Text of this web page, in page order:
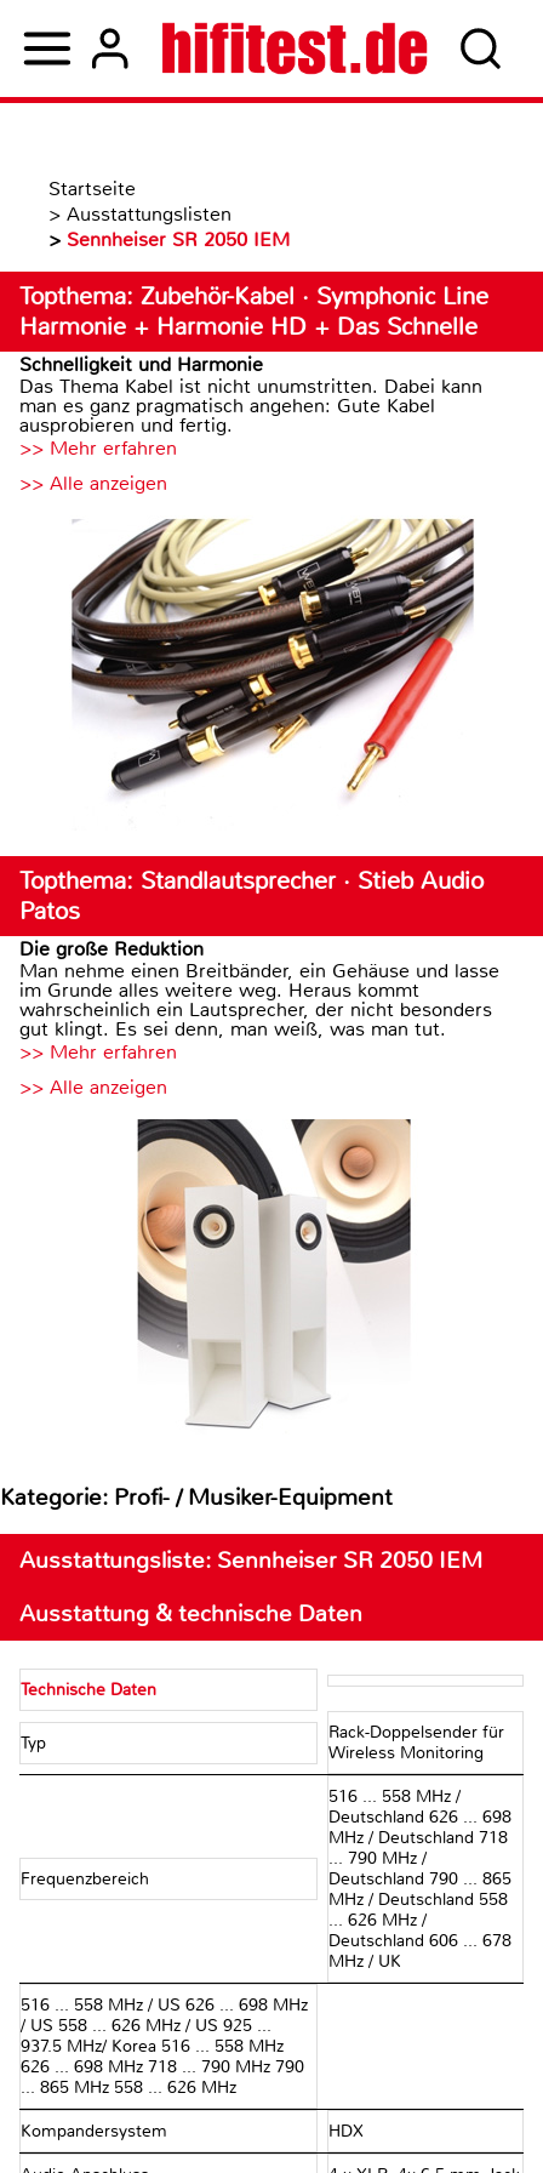
Startseite
> Ausstattungslisten
> Sennheiser SR 2050 IEM
Topthema: Zubehör-Kabel · Symphonic Line
Harmonie + Harmonie HD + Das Schnelle
Schnelligkeit und Harmonie
Das Thema Kabel ist nicht unumstritten. Dabei kann
man es ganz pragmatisch angehen: Gute Kabel
ausprobieren und fertig.
>> Mehr erfahren
>> Alle anzeigen
Topthema: Standlautsprecher · Stieb Audio
Patos
Die große Reduktion
Man nehme einen Breitbänder, ein Gehäuse und lasse
im Grunde alles weitere weg. Heraus kommt
wahrscheinlich ein Lautsprecher, der nicht besonders
gut klingt. Es sei denn, man weiß, was man tut.
>> Mehr erfahren
>> Alle anzeigen
Kategorie: Profi- / Musiker-Equipment
Ausstattungsliste: Sennheiser SR 2050 IEM
Ausstattung & technische Daten
Technische Daten
Typ
Rack-Doppelsender für
Wireless Monitoring
Frequenzbereich
516 ... 558 MHz /
Deutschland 626 ... 698
MHz / Deutschland 718
... 790 MHz /
Deutschland 790 ... 865
MHz / Deutschland 558
... 626 MHz /
Deutschland 606 ... 678
MHz / UK
516 ... 558 MHz / US 626 ... 698 MHz
/ US 558 ... 626 MHz / US 925 ...
937.5 MHz/ Korea 516 ... 558 MHz
626 ... 698 MHz 718 ... 790 MHz 790
... 865 MHz 558 ... 626 MHz
Kompandersystem HDX